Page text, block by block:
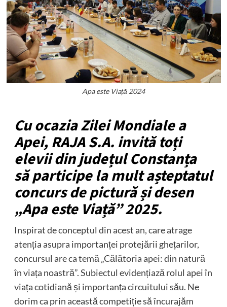
Apa este Viață 2024
Cu ocazia Zilei Mondiale a
Apei, RAJA S.A. invită toți
elevii din județul Constanța
să participe la mult așteptatul
concurs de pictură și desen
„Apa este Viață” 2025.
Inspirat de conceptul din acest an, care atrage
atenția asupra importanței protejării ghețarilor,
concursul are ca temă „Călătoria apei: din natură
în viața noastră”. Subiectul evidențiază rolul apei în
viața cotidiană și importanța circuitului său. Ne
dorim ca prin această competiție să încurajăm